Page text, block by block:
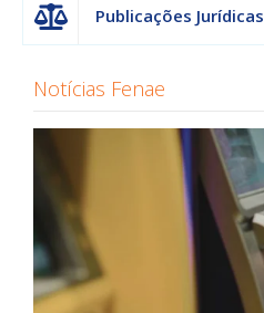
Publicações Jurídicas
Notícias Fenae